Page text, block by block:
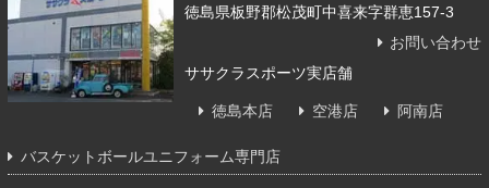
徳島県板野郡松茂町中喜来字群恵157-3
お問い合わせ
ササクラスポーツ実店舗
徳島本店 空港店 阿南店
バスケットボールユニフォーム専門店